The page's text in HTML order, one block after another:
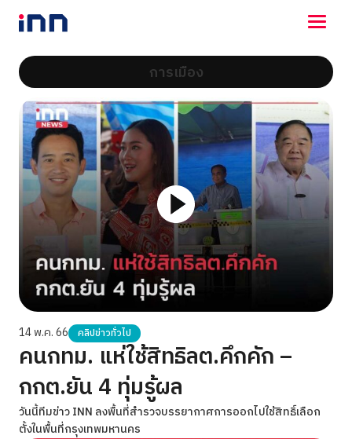
NEWS
ENTERTAINMENT
LIFESTYLE
HOROSCOPE
LOTTERY
VIDEO
ร่วมด้วยช่วยกัน
การเมือง
14 พ.ค. 66 คลิปข่าวทั่วไป
คนกทม. แห่ใช้สิทธิลต.คึกคัก –
กกต.ยัน 4 ทุ่มรู้ผล
วันนี้ทีมข่าว INN ลงพื้นที่สำรวจบรรยากาศการออกไปใช้สิทธิ์เลือก
ตั้งในพื้นที่กรุงเทพมหานคร